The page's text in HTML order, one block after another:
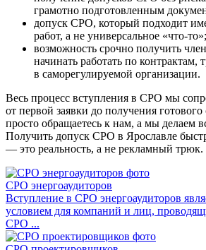
грамотно подготовленным
допуск СРО, который подходит
работ, а не универсальное «что-то»;
возможность срочно получить
начинать работать по контрактам,
в саморегулируемой организации.
Весь процесс вступления в СРО мы
от первой заявки до получения
просто обращаетесь к нам, а мы делаем
Получить допуск СРО в Ярославле
— это реальность, а не рекламный трюк.
СРО энергоаудиторов
Вступление в СРО энергоаудиторов
условием для компаний и лиц,
СРО ...